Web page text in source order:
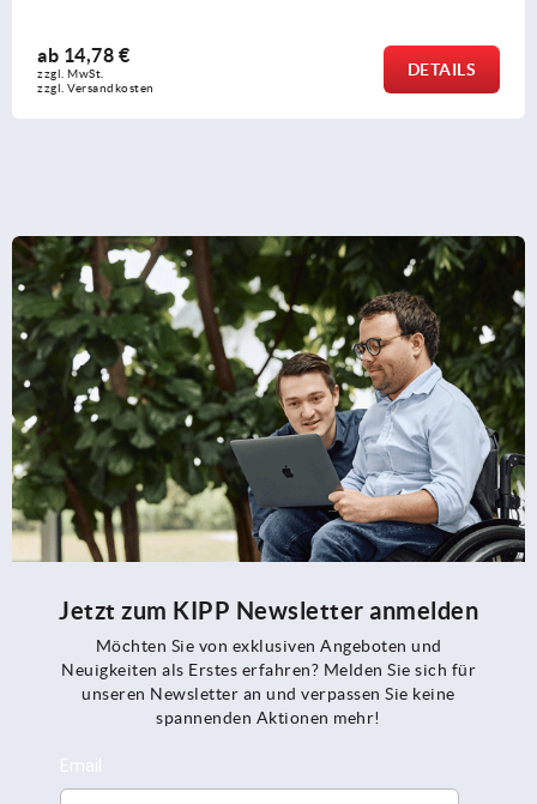
147,71 €
zzgl. Versandkosten
Jetzt zum KIPP Newsletter anmelden
Möchten Sie von exklusiven Angeboten und
Neuigkeiten als Erstes erfahren? Melden Sie sich für
unseren Newsletter an und verpassen Sie keine
spannenden Aktionen mehr!